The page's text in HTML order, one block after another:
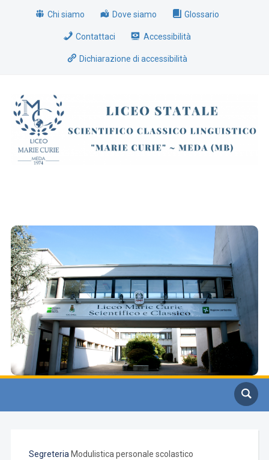
Chi siamo Dove siamo Glossario
Contattaci Accessibilità
Dichiarazione di accessibilità
Segreteria Modulistica personale scolastico